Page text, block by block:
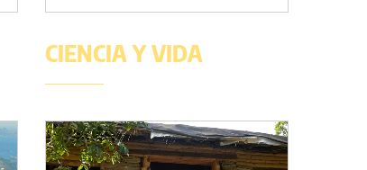
CIENCIA Y VIDA